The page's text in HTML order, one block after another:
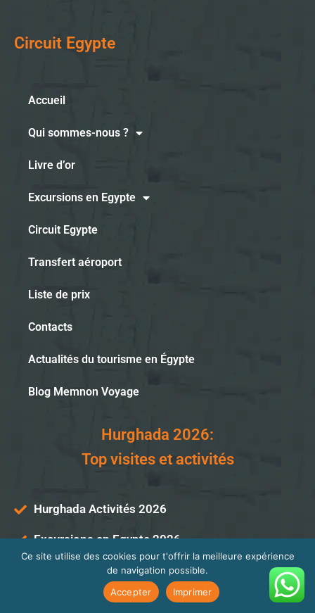
Circuit Egypte
Accueil
Qui sommes-nous ?
Livre d’or
Excursions en Egypte
Circuit Egypte
Transfert aéroport
Liste de prix
Contacts
Actualités du tourisme en Égypte
Blog Memnon Voyage
Hurghada 2026:
Top visites et activités
Hurghada Activités 2026
Excursions en Egypte 2026
Attractions du Caire 2026
Suggestions d’excursions pour Hurghada
Ce site utilise des cookies pour t'offrir la meilleure expérience
de navigation possible.
Accepter
Imprimer